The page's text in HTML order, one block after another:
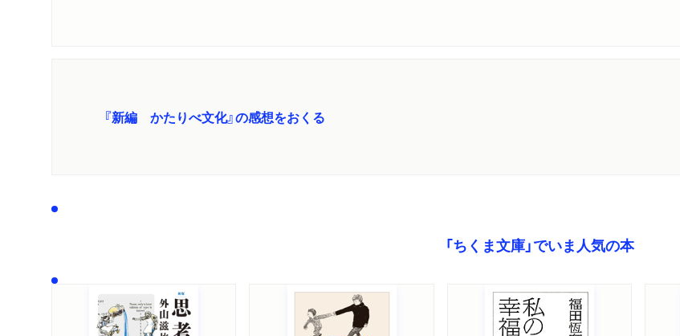
『新編 かたりべ文化』の感想をおくる
「ちくま文庫」でいま人気の本